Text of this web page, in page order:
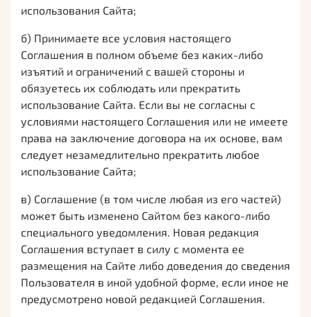
использования Сайта;
б) Принимаете все условия настоящего
Соглашения в полном объеме без каких-либо
изъятий и ограничений с вашей стороны и
обязуетесь их соблюдать или прекратить
использование Сайта. Если вы не согласны с
условиями настоящего Соглашения или не имеете
права на заключение договора на их основе, вам
следует незамедлительно прекратить любое
использование Сайта;
в) Соглашение (в том числе любая из его частей)
может быть изменено Сайтом без какого-либо
специального уведомления. Новая редакция
Соглашения вступает в силу с момента ее
размещения на Сайте либо доведения до сведения
Пользователя в иной удобной форме, если иное не
предусмотрено новой редакцией Соглашения.